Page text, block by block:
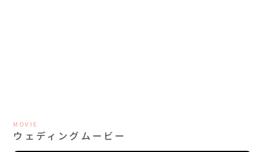
MOVIE
ウェディングムービー